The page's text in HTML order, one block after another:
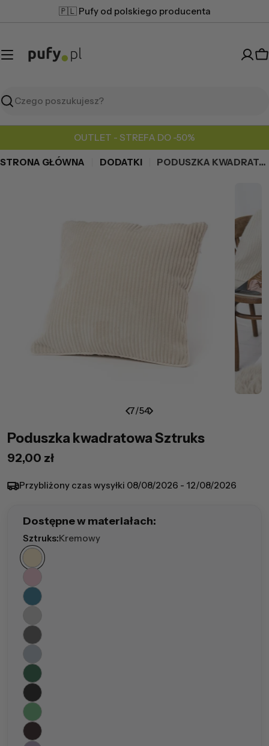
do
🇵🇱 Pufy od polskiego producenta
Szukaj
OUTLET - STREFA DO -50%
STRONA GŁÓWNA DODATKI PODUSZKA KWADRATOWA SZTRUKS
7/54
Poduszka kwadratowa Sztruks
Cena
92,00 zł
Przybliżony czas wysyłki 08/08/2026 - 12/08/2026
Dostępne w materiałach:
Sztruks:Kremowy